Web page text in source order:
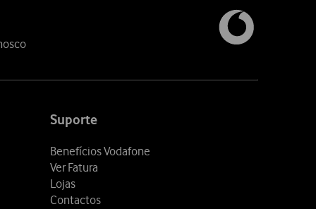
Suporte
Benefícios Vodafone
Ver Fatura
Lojas
Contactos